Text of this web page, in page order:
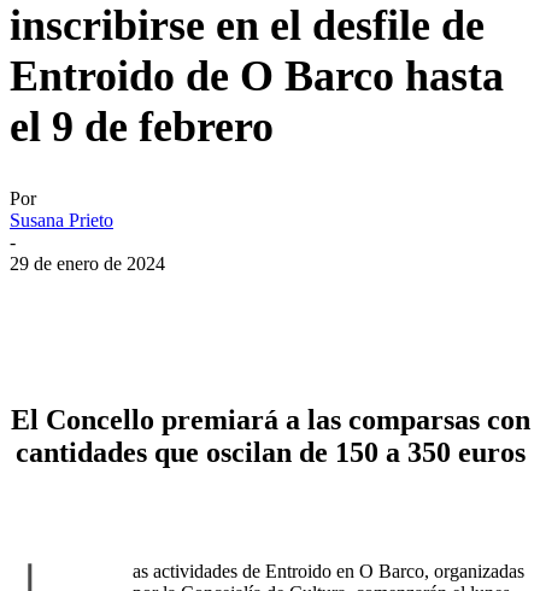
inscribirse en el desfile de
Entroido de O Barco hasta
el 9 de febrero
Por
Susana Prieto
-
29 de enero de 2024
El Concello premiará a las comparsas con
cantidades que oscilan de 150 a 350 euros
as actividades de Entroido en O Barco, organizadas